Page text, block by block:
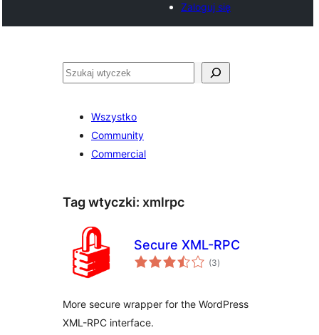
Zaloguj się
Szukaj
Wszystko
Community
Commercial
Tag wtyczki: xmlrpc
Secure XML-RPC
(3wszystkich
ocen
)
More secure wrapper for the WordPress
XML-RPC interface.